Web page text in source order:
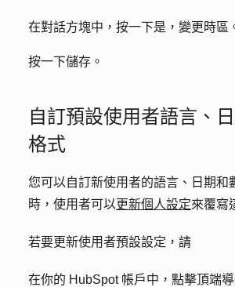
在對話方塊中，按一下是，變更時區
按一下儲存 。
自訂預設使用者語言、
格式
您可以自訂新使用者的語言、日期和
時，使用者可以更新個人設定來覆寫
若要更新使用者預設設定，請
在你的 HubSpot 帳戶中，點擊頂端